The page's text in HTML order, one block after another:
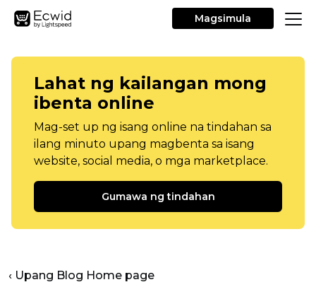
Magsimula
Lahat ng kailangan mong
ibenta online
Mag-set up ng isang online na tindahan sa
ilang minuto upang magbenta sa isang
website, social media, o mga marketplace.
Gumawa ng tindahan
‹ Upang Blog Home page